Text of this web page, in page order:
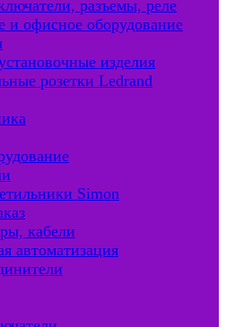
разъемы, реле
и офисное оборудование
изделия
розетки Ledrand
Simon
кабели
автоматизация